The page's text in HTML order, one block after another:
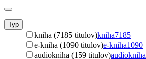
Typ
kniha (7185 titulov)kniha7185
e-kniha (1090 titulov)e-kniha1090
audiokniha (159 titulov)audiokniha